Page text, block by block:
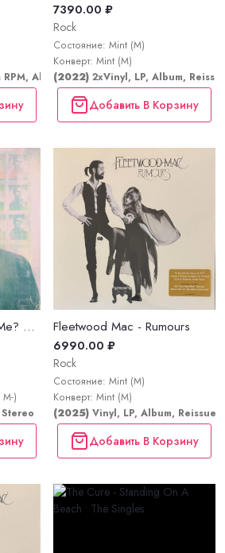
Album, Reissue, Repress
7390.00 ₽
Rock
Состояние: Mint (M)
Конверт: Mint (M)
(2022) 2xVinyl, LP, Album,
Добавить В Корзину
Liam Gallagher - Why Me? Why Not.
)
Fleetwood Mac - Rumours
6990.00 ₽
Rock
Состояние: Mint (M)
Конверт: Mint (M)
(2025) Vinyl, LP, Album, Reissue,
Добавить В Корзину